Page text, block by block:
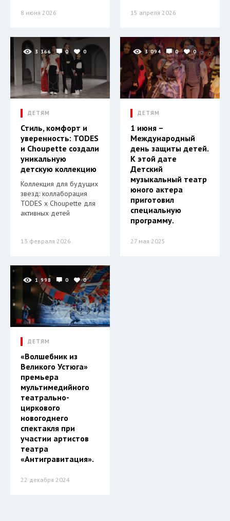
8 июня 2026 15 апреля 2026
3 366 0 0
ДЕТЯМ
Стиль, комфорт и
уверенность: TODES
и Choupette создали
уникальную
детскую коллекцию
Коллекция для будущих
звезд: коллаборация
TODES x Choupette для
активных детей
13 февраля 2026
3 094 0 0
ДЕТЯМ
1 июня –
Международный
день защиты детей.
К этой дате
Детский
музыкальный театр
юного актера
приготовил
специальную
программу.
27 мая 2025
1 998 0 0
ДЕТЯМ
«Волшебник из
Великого Устюга»
премьера
мультимедийного
театрально-
циркового
новогоднего
спектакля при
участии артистов
театра
«Антигравитация».
22 декабря 2024